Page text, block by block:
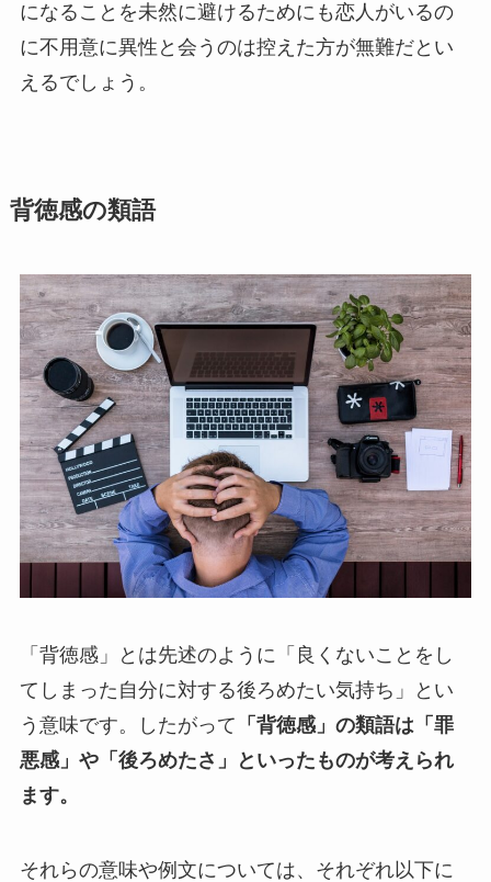
になることを未然に避けるためにも恋人がいるの
に不用意に異性と会うのは控えた方が無難だとい
えるでしょう。
背徳感の類語
「背徳感」とは先述のように「良くないことをし
てしまった自分に対する後ろめたい気持ち」とい
う意味です。したがって 「背徳感」の類語は「罪
悪感」や「後ろめたさ」といったものが考えられ
ます。
それらの意味や例文については、それぞれ以下に